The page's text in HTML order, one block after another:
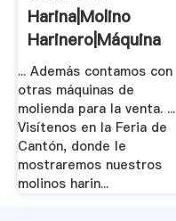
Harina|Molino
Harinero|Máquina
De .
... Además contamos con
otras máquinas de
molienda para la venta. ...
Visítenos en la Feria de
Cantón, donde le
mostraremos nuestros
molinos harin...